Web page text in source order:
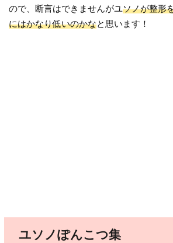
ので、断言はできませんがユソノが整形
にはかなり低いのかなと思います！
ユソノぽんこつ集